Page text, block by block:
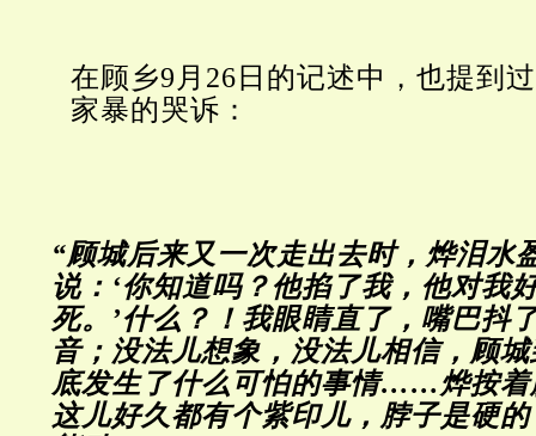
在顾乡9月26日的记述中，也提到
家暴的哭诉：
“顾城后来又一次走出去时，烨泪水
说：‘你知道吗？他掐了我，他对我
死。’什么？！我眼睛直了，嘴巴抖
音；没法儿想象，没法儿相信，顾
底发生了什么可怕的事情……烨按着
这儿好久都有个紫印儿，脖子是硬